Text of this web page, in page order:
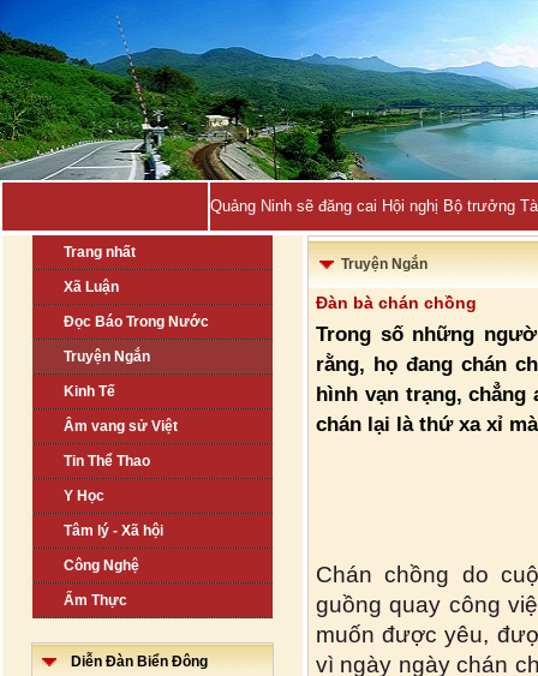
Quảng Ninh sẽ đăng cai Hội nghị Bộ trưởng
Trang nhất
Xã Luận
Đọc Báo Trong Nước
Truyện Ngắn
Kinh Tế
Âm vang sử Việt
Tin Thể Thao
Y Học
Tâm lý - Xã hội
Công Nghệ
Ẩm Thực
Diễn Đàn Biển Đông
Truyện Ngắn
Đàn bà chán chồng
Trong số những
rằng, họ đang chán
hình vạn trạng,
chán lại là thứ xa xỉ
Chán chồng do
guồng quay công
muốn được yêu,
vì ngày ngày chán